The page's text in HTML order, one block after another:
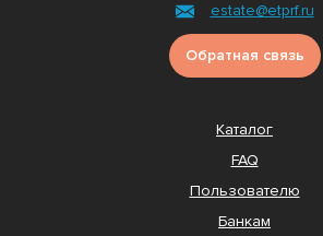
estate@etprf.ru
Обратная связь
Каталог
FAQ
Пользователю
Банкам